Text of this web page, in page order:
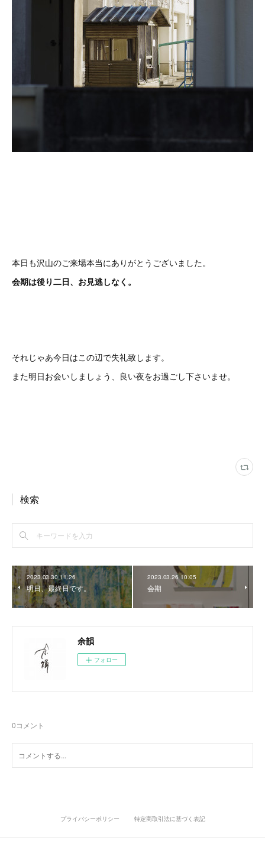
本日も沢山のご来場本当にありがとうございました。
会期は後り二日、お見逃しなく。
それじゃあ今日はこの辺で失礼致します。
また明日お会いしましょう、良い夜をお過ごし下さいませ。
検索
2023.03.30 11:26
明日、最終日です。
2023.03.26 10:05
会期
余韻
フォロー
0コメント
プライバシーポリシー 特定商取引法に基づく表記